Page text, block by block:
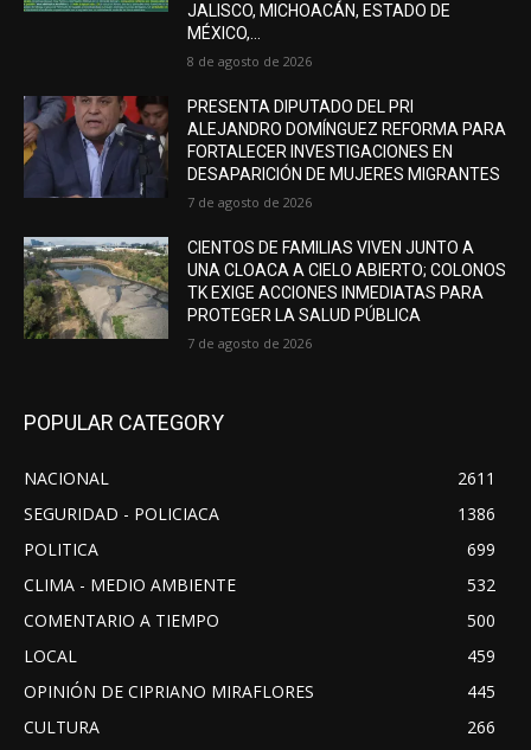
JALISCO, MICHOACÁN, ESTADO DE
MÉXICO,...
8 de agosto de 2026
PRESENTA DIPUTADO DEL PRI
ALEJANDRO DOMÍNGUEZ REFORMA PARA
FORTALECER INVESTIGACIONES EN
DESAPARICIÓN DE MUJERES MIGRANTES
7 de agosto de 2026
CIENTOS DE FAMILIAS VIVEN JUNTO A
UNA CLOACA A CIELO ABIERTO; COLONOS
TK EXIGE ACCIONES INMEDIATAS PARA
PROTEGER LA SALUD PÚBLICA
7 de agosto de 2026
POPULAR CATEGORY
NACIONAL
2611
SEGURIDAD - POLICIACA
1386
POLITICA
699
CLIMA - MEDIO AMBIENTE
532
COMENTARIO A TIEMPO
500
LOCAL
459
OPINIÓN DE CIPRIANO MIRAFLORES
445
CULTURA
266